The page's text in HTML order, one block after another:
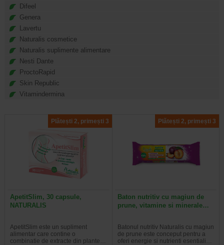
Difeel
Genera
Lavertu
Naturalis cosmetice
Naturalis suplimente alimentare
Nesti Dante
ProctoRapid
Skin Republic
Vitamindermina
Plătești 2, primești 3
ApetitSlim, 30 capsule,
NATURALIS
ApetitSlim este un supliment
alimentar care contine o
combinatie de extracte din plante…
Plătești 2, primești 3
Baton nutritiv cu magiun de
prune, vitamine si minerale…
Batonul nutritiv Naturalis cu magiun
de prune este conceput pentru a
oferi energie si nutrienti esentiali…